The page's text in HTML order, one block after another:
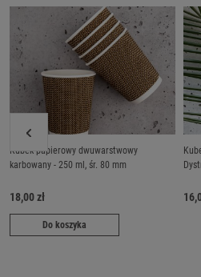
Kubek papierowy dwuwarstwowy
karbowany - 250 ml, śr. 80 mm
18,00 zł
Do koszyka